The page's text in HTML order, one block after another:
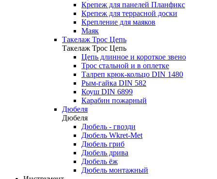
Крепеж для панелей Планфикс
Крепеж для террасной доски
Крепление для маяков
Маяк
Такелаж Трос Цепь
Такелаж Трос Цепь
Цепь длинное и короткое звено
Трос стальной и в оплетке
Талреп крюк-кольцо DIN 1480
Рым-гайка DIN 582
Коуш DIN 6899
Карабин пожарный
Дюбеля
Дюбеля
Дюбель - гвозди
Дюбель Wkret-Met
Дюбель гриб
Дюбель дрива
Дюбель ёж
Дюбель монтажный